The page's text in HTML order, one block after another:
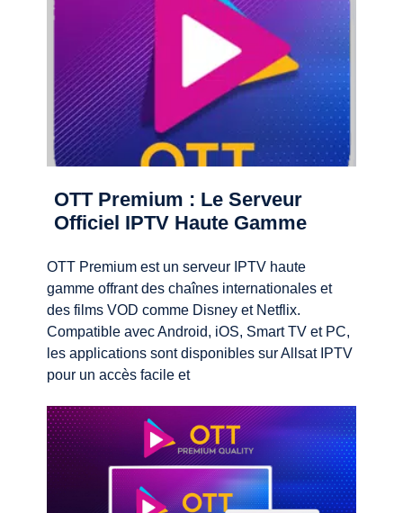
OTT Premium : Le Serveur
Officiel IPTV Haute Gamme
OTT Premium est un serveur IPTV haute
gamme offrant des chaînes internationales et
des films VOD comme Disney et Netflix.
Compatible avec Android, iOS, Smart TV et PC,
les applications sont disponibles sur Allsat IPTV
pour un accès facile et